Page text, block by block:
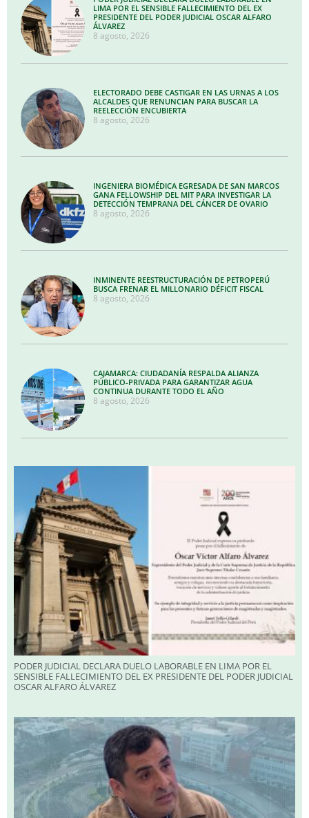
LIMA POR EL SENSIBLE FALLECIMIENTO DEL EX
PRESIDENTE DEL PODER JUDICIAL OSCAR ALFARO
ÁLVAREZ
8 agosto, 2026
ELECTORADO DEBE CASTIGAR EN LAS URNAS A LOS
ALCALDES QUE RENUNCIAN PARA BUSCAR LA
REELECCIÓN ENCUBIERTA
8 agosto, 2026
INGENIERA BIOMÉDICA EGRESADA DE SAN MARCOS
GANA FELLOWSHIP DEL MIT PARA INVESTIGAR LA
DETECCIÓN TEMPRANA DEL CÁNCER DE OVARIO
8 agosto, 2026
INMINENTE REESTRUCTURACIÓN DE PETROPERÚ
BUSCA FRENAR EL MILLONARIO DÉFICIT FISCAL
8 agosto, 2026
CAJAMARCA: CIUDADANÍA RESPALDA ALIANZA
PÚBLICO-PRIVADA PARA GARANTIZAR AGUA
CONTINUA DURANTE TODO EL AÑO
8 agosto, 2026
PODER JUDICIAL DECLARA DUELO LABORABLE EN LIMA POR EL
SENSIBLE FALLECIMIENTO DEL EX PRESIDENTE DEL PODER JUDICIAL
OSCAR ALFARO ÁLVAREZ